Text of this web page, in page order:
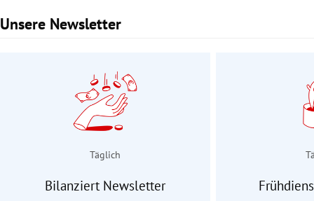
Unsere Newsletter
Slide 1 von 3
Täglich
Bilanziert Newsletter